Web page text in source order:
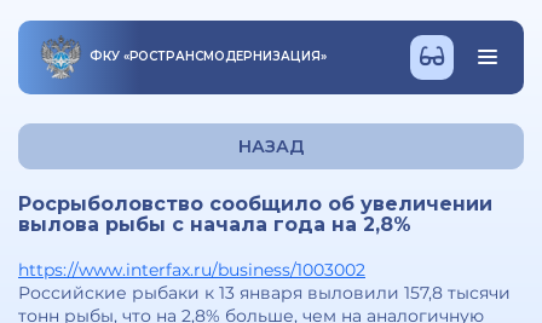
ФКУ «РОСТРАНСМОДЕРНИЗАЦИЯ»
НАЗАД
Росрыболовство сообщило об увеличении
вылова рыбы с начала года на 2,8%
https://www.interfax.ru/business/1003002
Российские рыбаки к 13 января выловили 157,8 тысячи
тонн рыбы, что на 2,8% больше, чем на аналогичную